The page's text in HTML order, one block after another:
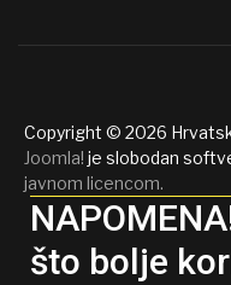
Copyright © 2026
Joomla! je slobodan
javnom licencom.
što bolje